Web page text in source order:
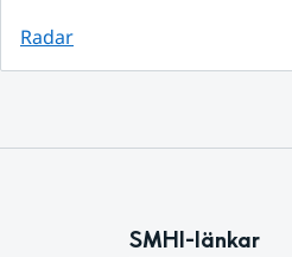
Radar
SMHI-länkar